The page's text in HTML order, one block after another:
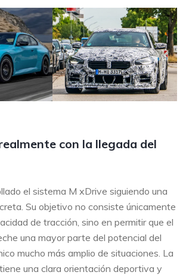
con la llegada del
el sistema M xDrive siguiendo una
Su objetivo no consiste únicamente
de tracción, sino en permitir que el
una mayor parte del potencial del
mucho más amplio de situaciones. La
una clara orientación deportiva y